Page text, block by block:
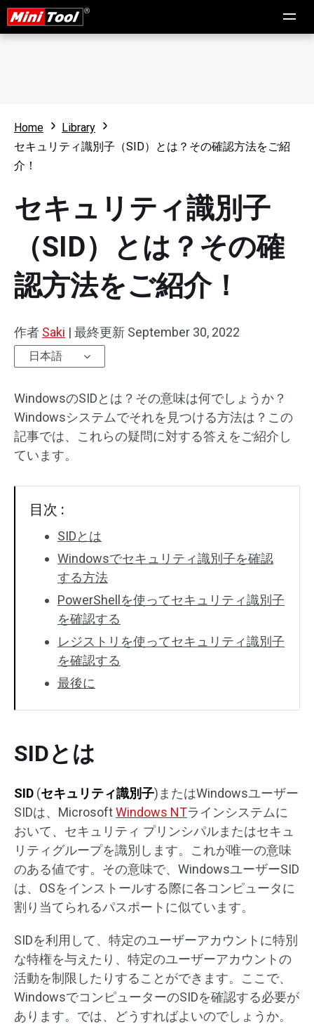
Home
Library
セキュリティ識別子（SID）とは？その確認方法をご紹
介！
セキュリティ識別子
（SID）とは？その確
認方法をご紹介！
作者 Saki | 最終更新 September 30, 2022
日本語
WindowsのSIDとは？その意味は何でしょうか？
Windowsシステムでそれを見つける方法は？この
記事では、これらの疑問に対する答えをご紹介し
ています。
目次 :
SIDとは
Windowsでセキュリティ識別子を確認
する方法
PowerShellを使ってセキュリティ識別子
を確認する
レジストリを使ってセキュリティ識別子
を確認する
最後に
SIDとは
SID (セキュリティ識別子)またはWindowsユーザー
SIDは、MicrosoftWindows NTラインシステムに
おいて、セキュリティ プリンシパルまたはセキュ
リティグループを識別します。これが唯一の意味
のある値です。その意味で、WindowsユーザーSID
は、OSをインストールする際に各コンピュータに
割り当てられるパスポートに似ています。
SIDを利用して、特定のユーザーアカウントに特別
な特権を与えたり、特定のユーザーアカウントの
活動を制限したりすることができます。ここで、
WindowsでコンピューターのSIDを確認する必要が
あります。では、どうすればよいのでしょうか。